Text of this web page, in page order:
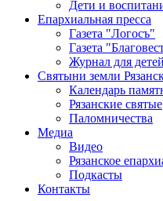
Дети и
Епархиальная пресса
Газета "Логосъ"
Газета
Журнал для
Святыни земли
Календарь
Рязанские святые
Паломничества
Медиа
Видео
Рязанское
Подкасты
Контакты